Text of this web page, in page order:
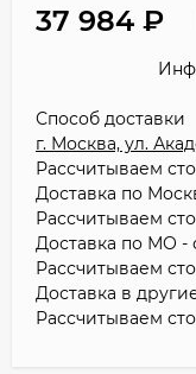
37 984
Способ доставки
г. Москва, ул.
Рассчитываем
Доставка по
Рассчитываем
Доставка по МО -
Рассчитываем
Доставка в
Рассчитываем